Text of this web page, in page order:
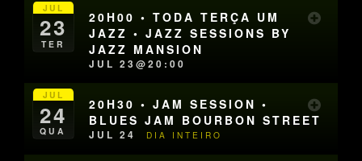
JUL
23
TER
20H00 • TODA TERÇA UM
JAZZ • JAZZ SESSIONS BY
JAZZ MANSION
JUL 23@20:00
JUL
24
QUA
20H30 • JAM SESSION •
BLUES JAM BOURBON STREET
JUL 24 DIA INTEIRO